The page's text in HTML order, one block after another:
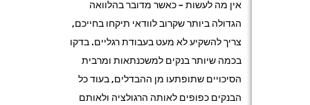
אין מה לעשות – כאשר מדובר בהלוואה
הגדולה ביותר שקרוב לוודאי תיקחו בחייכם,
צריך להשקיע לא מעט בעבודת רגליים. בדקו
בכמה שיותר בנקים למשכנתאות ומרבית
הסיכויים שתופתעו מן ההבדלים, בעוד כל
הבנקים כפופים לאותה הרגולציה ולאותם